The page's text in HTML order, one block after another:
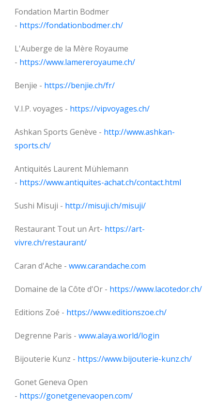
Fondation Martin Bodmer
- https://fondationbodmer.ch/
L'Auberge de la Mère Royaume
- https://www.lamereroyaume.ch/
Benjie - https://benjie.ch/fr/
V.I.P. voyages - https://vipvoyages.ch/
Ashkan Sports Genève - http://www.ashkan-
sports.ch/
Antiquités Laurent Mühlemann
- https://www.antiquites-achat.ch/contact.html
Sushi Misuji - http://misuji.ch/misuji/
Restaurant Tout un Art- https://art-
vivre.ch/restaurant/
Caran d'Ache - www.carandache.com
Domaine de la Côte d'Or - https://www.lacotedor.ch/
Editions Zoé - https://www.editionszoe.ch/
Degrenne Paris - www.alaya.world/login
Bijouterie Kunz - https://www.bijouterie-kunz.ch/
Gonet Geneva Open
- https://gonetgenevaopen.com/